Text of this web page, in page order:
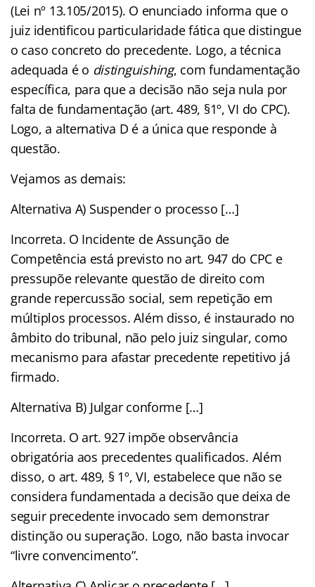
(Lei nº 13.105/2015). O enunciado informa que o
juiz identificou particularidade fática que distingue
o caso concreto do precedente. Logo, a técnica
adequada é o distinguishing, com fundamentação
específica, para que a decisão não seja nula por
falta de fundamentação (art. 489, §1º, VI do CPC).
Logo, a alternativa D é a única que responde à
questão.
Vejamos as demais:
Alternativa A) Suspender o processo […]
Incorreta. O Incidente de Assunção de
Competência está previsto no art. 947 do CPC e
pressupõe relevante questão de direito com
grande repercussão social, sem repetição em
múltiplos processos. Além disso, é instaurado no
âmbito do tribunal, não pelo juiz singular, como
mecanismo para afastar precedente repetitivo já
firmado.
Alternativa B) Julgar conforme […]
Incorreta. O art. 927 impõe observância
obrigatória aos precedentes qualificados. Além
disso, o art. 489, § 1º, VI, estabelece que não se
considera fundamentada a decisão que deixa de
seguir precedente invocado sem demonstrar
distinção ou superação. Logo, não basta invocar
“livre convencimento”.